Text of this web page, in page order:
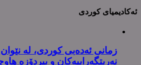
ئەکادیمیای کوردی
زمانی ئەدەبی کوردی، لە نێوان
نەریتگەراییەکان و بیردۆزە